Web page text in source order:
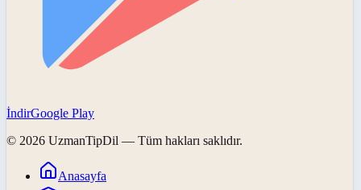
İndirGoogle Play
© 2026 UzmanTipDil — Tüm hakları saklıdır.
Anasayfa